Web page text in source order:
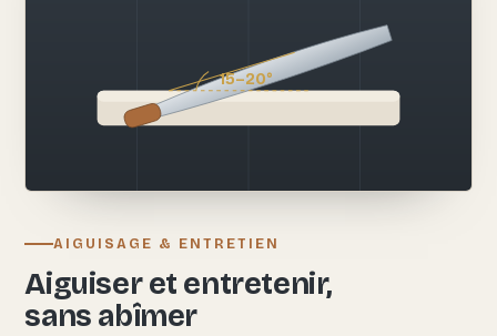
15–20°
AIGUISAGE & ENTRETIEN
Aiguiser et entretenir,
sans abîmer